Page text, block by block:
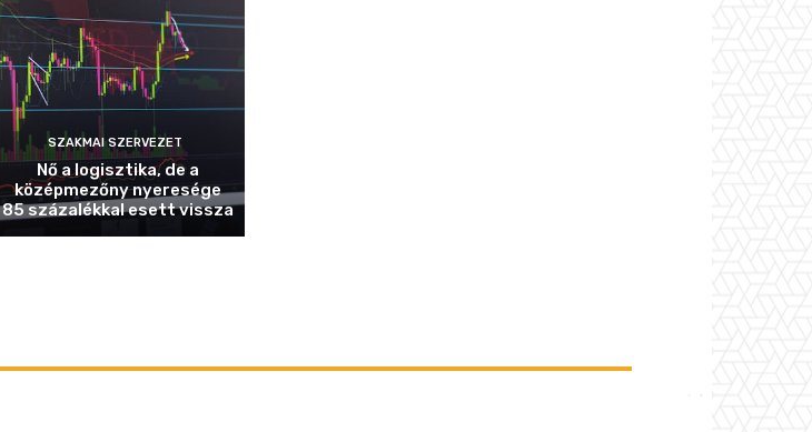
SZAKMAI SZERVEZET
Nő a logisztika, de a
középmezőny nyeresége
85 százalékkal esett vissza